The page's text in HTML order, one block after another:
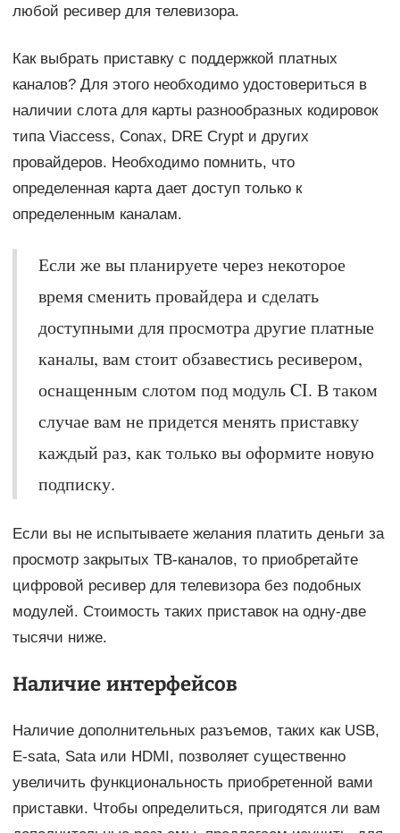
любой ресивер для телевизора.
Как выбрать приставку с поддержкой платных
каналов? Для этого необходимо удостовериться в
наличии слота для карты разнообразных кодировок
типа Viaccess, Conax, DRE Crypt и других
провайдеров. Необходимо помнить, что
определенная карта дает доступ только к
определенным каналам.
Если же вы планируете через некоторое
время сменить провайдера и сделать
доступными для просмотра другие платные
каналы, вам стоит обзавестись ресивером,
оснащенным слотом под модуль CI. В таком
случае вам не придется менять приставку
каждый раз, как только вы оформите новую
подписку.
Если вы не испытываете желания платить деньги за
просмотр закрытых ТВ-каналов, то приобретайте
цифровой ресивер для телевизора без подобных
модулей. Стоимость таких приставок на одну-две
тысячи ниже.
Наличие интерфейсов
Наличие дополнительных разъемов, таких как USB,
E-sata, Sata или HDMI, позволяет существенно
увеличить функциональность приобретенной вами
приставки. Чтобы определиться, пригодятся ли вам